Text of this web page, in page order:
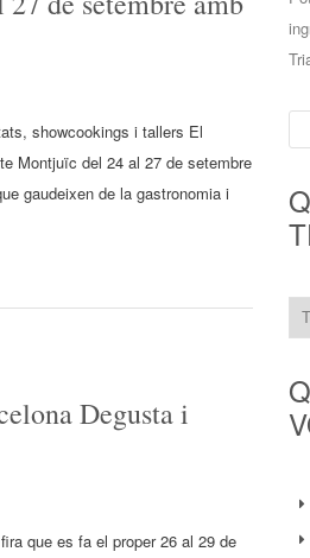
showcookings i tallers El
Montjuïc del 24 al 27 de setembre
gaudeixen de la gastronomia i
Degusta i
que es fa el proper 26 al 29 de